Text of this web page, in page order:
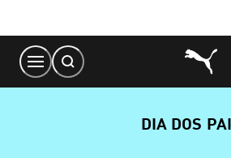
Content
DIA DOS